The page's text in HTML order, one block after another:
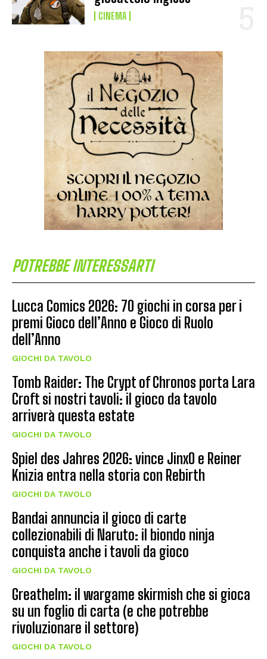
CINEMA
POTREBBE INTERESSARTI
Lucca Comics 2026: 70 giochi in corsa per i
premi Gioco dell’Anno e Gioco di Ruolo
dell’Anno
GIOCHI DA TAVOLO
Tomb Raider: The Crypt of Chronos porta Lara
Croft si nostri tavoli: il gioco da tavolo
arriverà questa estate
GIOCHI DA TAVOLO
Spiel des Jahres 2026: vince JinxO e Reiner
Knizia entra nella storia con Rebirth
GIOCHI DA TAVOLO
Bandai annuncia il gioco di carte
collezionabili di Naruto: il biondo ninja
conquista anche i tavoli da gioco
GIOCHI DA TAVOLO
Greathelm: il wargame skirmish che si gioca
su un foglio di carta (e che potrebbe
rivoluzionare il settore)
GIOCHI DA TAVOLO